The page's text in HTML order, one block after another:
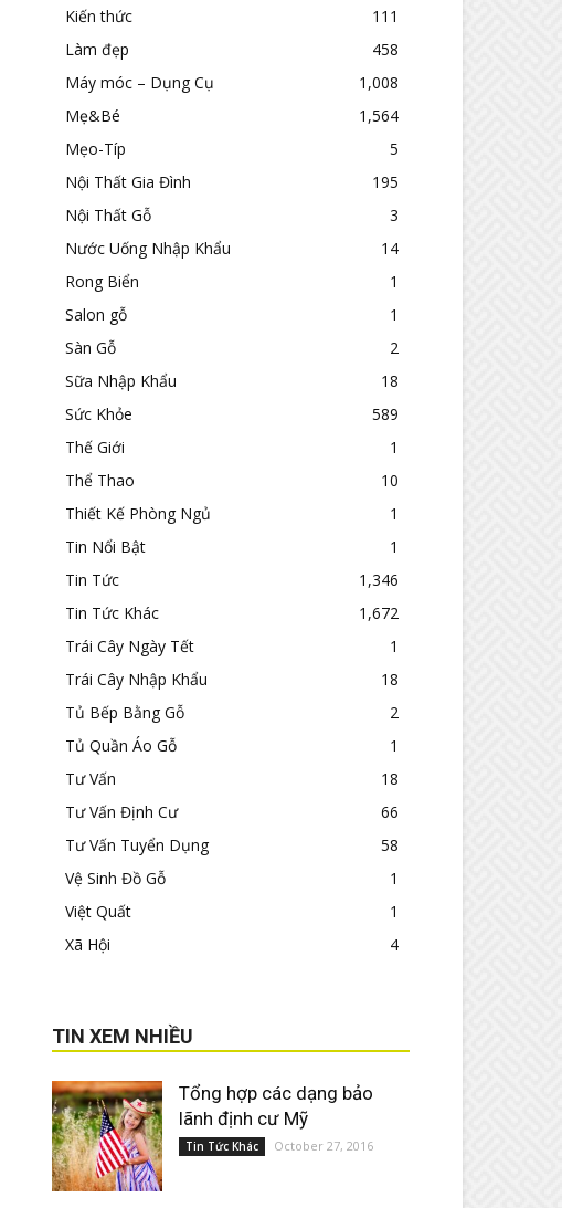
Kiến thức
111
Làm đẹp
458
Máy móc – Dụng Cụ
1,008
Mẹ&Bé
1,564
Mẹo-Típ
5
Nội Thất Gia Đình
195
Nội Thất Gỗ
3
Nước Uống Nhập Khẩu
14
Rong Biển
1
Salon gỗ
1
Sàn Gỗ
2
Sữa Nhập Khẩu
18
Sức Khỏe
589
Thế Giới
1
Thể Thao
10
Thiết Kế Phòng Ngủ
1
Tin Nổi Bật
1
Tin Tức
1,346
Tin Tức Khác
1,672
Trái Cây Ngày Tết
1
Trái Cây Nhập Khẩu
18
Tủ Bếp Bằng Gỗ
2
Tủ Quần Áo Gỗ
1
Tư Vấn
18
Tư Vấn Định Cư
66
Tư Vấn Tuyển Dụng
58
Vệ Sinh Đồ Gỗ
1
Việt Quất
1
Xã Hội
4
TIN XEM NHIỀU
Tổng hợp các dạng bảo
lãnh định cư Mỹ
Tin Tức Khác October 27, 2016